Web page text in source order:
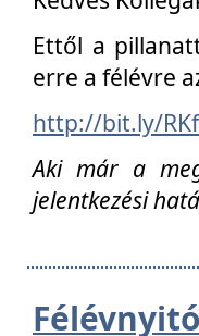
Ettől a
erre a félévre
http://bit.ly/
Aki már a
jelentkezési